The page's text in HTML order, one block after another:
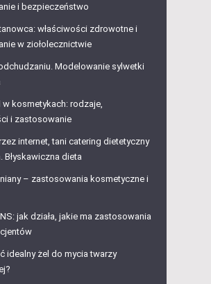
i bezpieczeństwo
właściwości zdrowotne i
w ziołolecznictwie
Modelowanie sylwetki
kosmetykach: rodzaje,
i zastosowanie
internet, tani catering dietetyczny
Błyskawiczna dieta
– zastosowania kosmetyczne i
jak działa, jakie ma zastosowania
idealny żel do mycia twarzy